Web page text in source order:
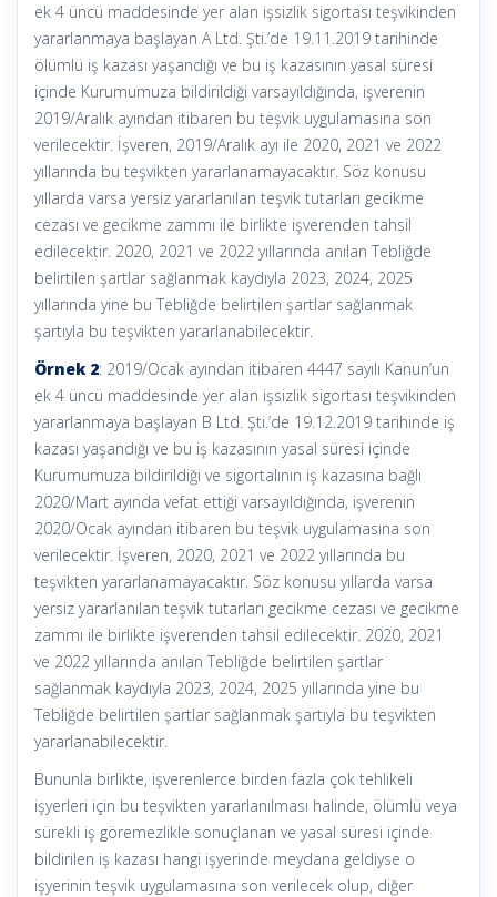
ek 4 üncü maddesinde yer alan işsizlik sigortası teşvikinden
yararlanmaya başlayan A Ltd. Şti.’de 19.11.2019 tarihinde
ölümlü iş kazası yaşandığı ve bu iş kazasının yasal süresi
içinde Kurumumuza bildirildiği varsayıldığında, işverenin
2019/Aralık ayından itibaren bu teşvik uygulamasına son
verilecektir. İşveren, 2019/Aralık ayı ile 2020, 2021 ve 2022
yıllarında bu teşvikten yararlanamayacaktır. Söz konusu
yıllarda varsa yersiz yararlanılan teşvik tutarları gecikme
cezası ve gecikme zammı ile birlikte işverenden tahsil
edilecektir. 2020, 2021 ve 2022 yıllarında anılan Tebliğde
belirtilen şartlar sağlanmak kaydıyla 2023, 2024, 2025
yıllarında yine bu Tebliğde belirtilen şartlar sağlanmak
şartıyla bu teşvikten yararlanabilecektir.
Örnek 2: 2019/Ocak ayından itibaren 4447 sayılı Kanun’un
ek 4 üncü maddesinde yer alan işsizlik sigortası teşvikinden
yararlanmaya başlayan B Ltd. Şti.’de 19.12.2019 tarihinde iş
kazası yaşandığı ve bu iş kazasının yasal süresi içinde
Kurumumuza bildirildiği ve sigortalının iş kazasına bağlı
2020/Mart ayında vefat ettiği varsayıldığında, işverenin
2020/Ocak ayından itibaren bu teşvik uygulamasına son
verilecektir. İşveren, 2020, 2021 ve 2022 yıllarında bu
teşvikten yararlanamayacaktır. Söz konusu yıllarda varsa
yersiz yararlanılan teşvik tutarları gecikme cezası ve gecikme
zammı ile birlikte işverenden tahsil edilecektir. 2020, 2021
ve 2022 yıllarında anılan Tebliğde belirtilen şartlar
sağlanmak kaydıyla 2023, 2024, 2025 yıllarında yine bu
Tebliğde belirtilen şartlar sağlanmak şartıyla bu teşvikten
yararlanabilecektir.
Bununla birlikte, işverenlerce birden fazla çok tehlikeli
işyerleri için bu teşvikten yararlanılması halinde, ölümlü veya
sürekli iş göremezlikle sonuçlanan ve yasal süresi içinde
bildirilen iş kazası hangi işyerinde meydana geldiyse o
işyerinin teşvik uygulamasına son verilecek olup, diğer